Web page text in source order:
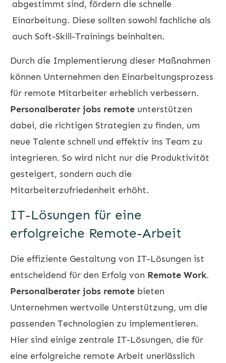
abgestimmt sind, fördern die schnelle
Einarbeitung. Diese sollten sowohl fachliche als
auch Soft-Skill-Trainings beinhalten.
Durch die Implementierung dieser Maßnahmen
können Unternehmen den Einarbeitungsprozess
für remote Mitarbeiter erheblich verbessern.
Personalberater jobs remote unterstützen
dabei, die richtigen Strategien zu finden, um
neue Talente schnell und effektiv ins Team zu
integrieren. So wird nicht nur die Produktivität
gesteigert, sondern auch die
Mitarbeiterzufriedenheit erhöht.
IT-Lösungen für eine
erfolgreiche Remote-Arbeit
Die effiziente Gestaltung von IT-Lösungen ist
entscheidend für den Erfolg von Remote Work.
Personalberater jobs remote bieten
Unternehmen wertvolle Unterstützung, um die
passenden Technologien zu implementieren.
Hier sind einige zentrale IT-Lösungen, die für
eine erfolgreiche remote Arbeit unerlässlich